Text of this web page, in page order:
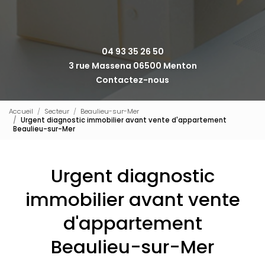
04 93 35 26 50
3 rue Massena 06500 Menton
Contactez-nous
Accueil Secteur
Beaulieu-sur-Mer
Urgent diagnostic immobilier avant vente d'appartement
Beaulieu-sur-Mer
Urgent diagnostic
immobilier avant vente
d'appartement
Beaulieu-sur-Mer